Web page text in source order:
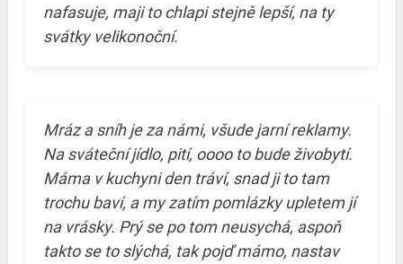
nafasuje, maji to chlapi stejně lepší, na ty
svátky velikonoční.
Mráz a sníh je za námi, všude jarní reklamy.
Na sváteční jídlo, pití, oooo to bude živobytí.
Máma v kuchyni den tráví, snad ji to tam
trochu baví, a my zatím pomlázky upletem jí
na vrásky. Prý se po tom neusychá, aspoň
takto se to slýchá, tak pojď mámo, nastav